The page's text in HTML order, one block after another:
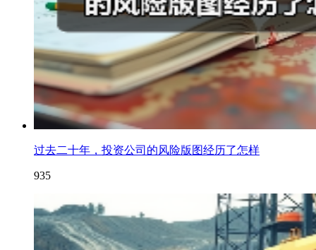
过去二十年，投资公司的风险版图经历了怎样
935